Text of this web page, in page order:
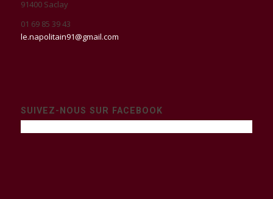
91400 Saclay
01 69 85 39 43
le.napolitain91@gmail.com
SUIVEZ-NOUS SUR FACEBOOK